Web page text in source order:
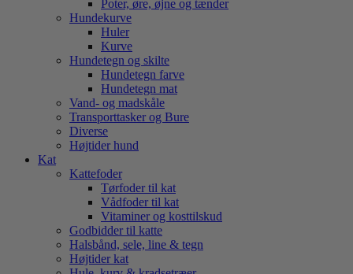
Poter, øre, øjne og tænder
Hundekurve
Huler
Kurve
Hundetegn og skilte
Hundetegn farve
Hundetegn mat
Vand- og madskåle
Transporttasker og Bure
Diverse
Højtider hund
Kat
Kattefoder
Tørfoder til kat
Vådfoder til kat
Vitaminer og kosttilskud
Godbidder til katte
Halsbånd, sele, line & tegn
Højtider kat